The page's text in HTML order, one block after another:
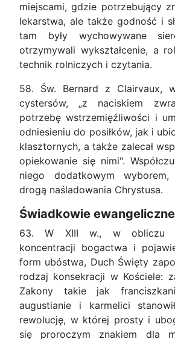
miejscami, gdzie potrzebujący
lekarstwa, ale także godność i
tam były wychowywane
otrzymywali wykształcenie, a
technik rolniczych i czytania.
58. Św. Bernard z Clairvaux,
cystersów, „z naciskiem
potrzebę wstrzemięźliwości i
odniesieniu do posiłków, jak i
klasztornych, a także zalecał
opiekowanie się nimi".
niego dodatkowym
drogą naśladowania Chrystusa.
Świadkowie
63. W XIII w., w obliczu
koncentracji bogactwa i
form ubóstwa, Duch Święty
rodzaj konsekracji w Kościele:
Zakony takie jak
augustianie i karmelici
rewolucję, w której prosty i
się proroczym znakiem dla